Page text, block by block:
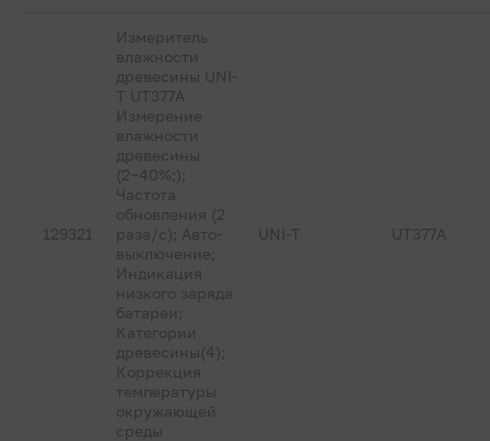
129321
Измеритель
влажности
древесины UNI-
T UT377A
Измерение
влажности
древесины
(2~40%;);
Частота
обновления (2
раза/с); Авто-
выключение;
Индикация
низкого заряда
батареи;
Категории
древесины(4);
Коррекция
температуры
окружающей
среды
UNI-T UT377A